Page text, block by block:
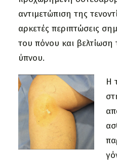
αντιμετώπιση της
αρκετές περιπτώσεις
του πόνου και βελτίωση
ύπνου.
Η